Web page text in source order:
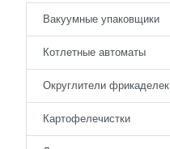
Вакуумные упаковщики
Котлетные автоматы
Округлители фрикаделек
Картофелечистки